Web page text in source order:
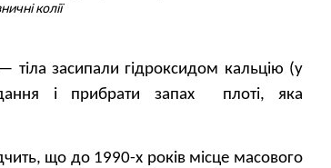
колії
тіла засипали гідроксидом кальцію (у
і прибрати запах плоті, яка
що до 1990-х років місце масового